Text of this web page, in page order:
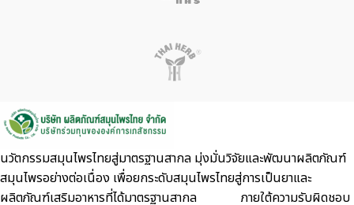
นวัตกรรมสมุนไพรไทยสู่มาตรฐานสากล มุ่งมั่นวิจัยและพัฒนาผลิตภัณฑ์
สมุนไพรอย่างต่อเนื่อง เพื่อยกระดับสมุนไพรไทยสู่การเป็นยาและ
ผลิตภัณฑ์เสริมอาหารที่ได้มาตรฐานสากล ภายใต้ความรับผิดชอบ